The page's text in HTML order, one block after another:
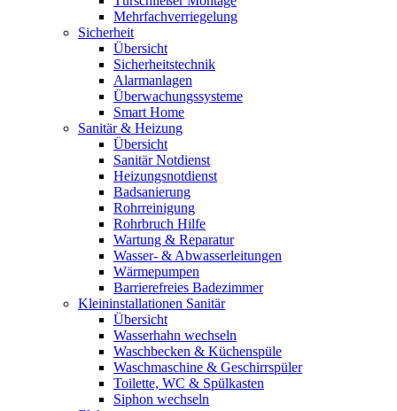
Mehrfachverriegelung
Sicherheit
Übersicht
Sicherheitstechnik
Alarmanlagen
Überwachungssysteme
Smart Home
Sanitär & Heizung
Übersicht
Sanitär Notdienst
Heizungsnotdienst
Badsanierung
Rohrreinigung
Rohrbruch Hilfe
Wartung & Reparatur
Wasser- & Abwasserleitungen
Wärmepumpen
Barrierefreies Badezimmer
Kleininstallationen Sanitär
Übersicht
Wasserhahn wechseln
Waschbecken & Küchenspüle
Waschmaschine & Geschirrspüler
Toilette, WC & Spülkasten
Siphon wechseln